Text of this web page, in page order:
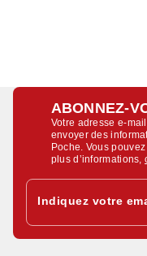
ABONNEZ-
Votre adresse e-
envoyer des
Poche. Vous
plus d’informations,
Indiquez votre